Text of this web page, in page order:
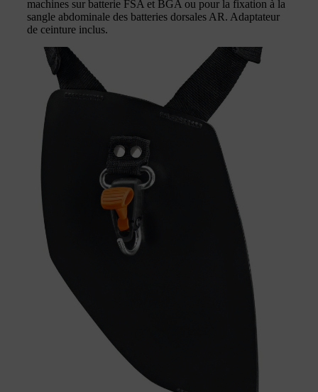
machines sur batterie FSA et BGA ou pour la fixation à la
sangle abdominale des batteries dorsales AR. Adaptateur
de ceinture inclus.